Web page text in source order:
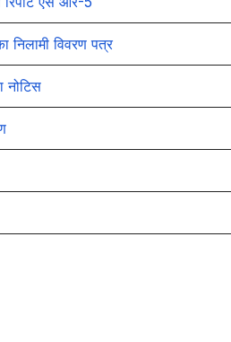
निलामी विवरण पत्र
नोटिस